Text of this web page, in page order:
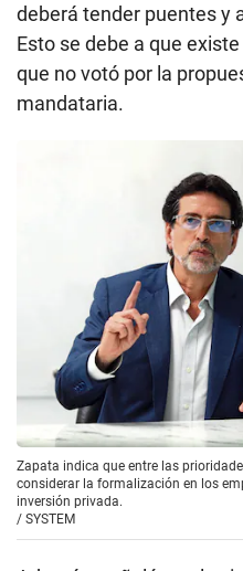
deberá tender puentes y
Esto se debe a que
que no votó por la
mandataria.
Zapata indica que entre las
considerar la formalización en los
inversión privada.
/ SYSTEM